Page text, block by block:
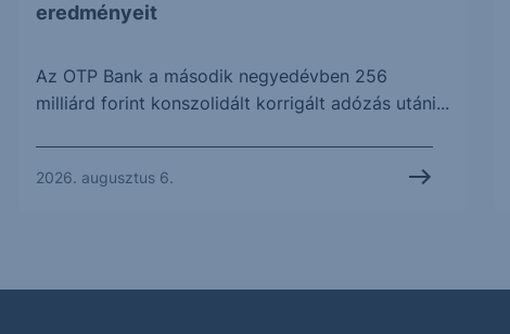
eredményeit
Az OTP Bank a második negyedévben 256
milliárd forint konszolidált korrigált adózás utáni...
2026. augusztus 6.